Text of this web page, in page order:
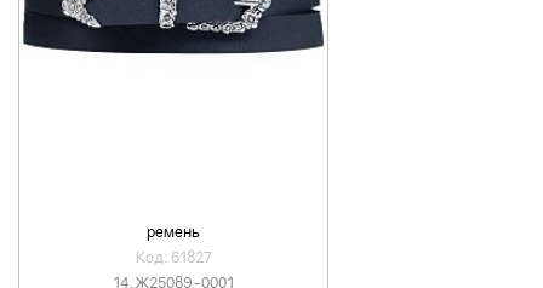
ремень
Код: 61827
14.Ж25089-0001